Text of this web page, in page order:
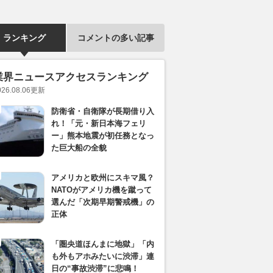
ランキング コメントの多い記事
界ニュースアクセスランキング
更新
防衛省・自衛隊が長期借り入
れ！「元・新日本海フェリ
ー」熊本地震が初任務となっ
た巨大船の全貌
アメリカと欧州にスキマ風？
NATOがアメリカ機を蹴って
選んだ「次期早期警戒機」の
正体
「圏央道ほんまに地獄」「内
も外もアホみたいに渋滞」連
日の“事故渋滞”に悲鳴！